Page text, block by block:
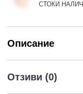
СТОКИ
Описание
Отзиви (0)